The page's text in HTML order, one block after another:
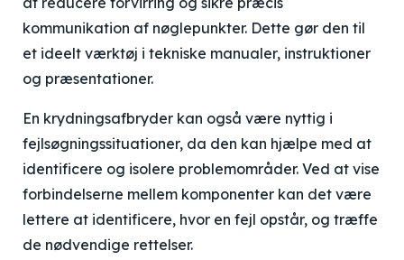
kommunikation af nøglepunkter. Dette gør den til
et ideelt værktøj i tekniske manualer, instruktioner
og præsentationer.
En krydningsafbryder kan også være nyttig i
fejlsøgningssituationer, da den kan hjælpe med at
identificere og isolere problemområder. Ved at vise
forbindelserne mellem komponenter kan det være
lettere at identificere, hvor en fejl opstår, og træffe
de nødvendige rettelser.